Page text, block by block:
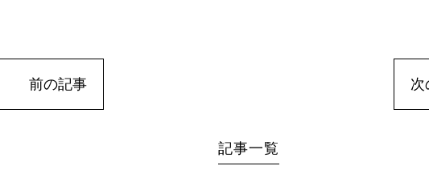
前の記事
記事一覧
次